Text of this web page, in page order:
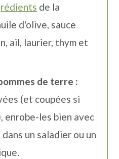
de la
d'olive, sauce
ail, laurier, thym et
de terre :
(et coupées si
enrobe-les bien avec
un saladier ou un